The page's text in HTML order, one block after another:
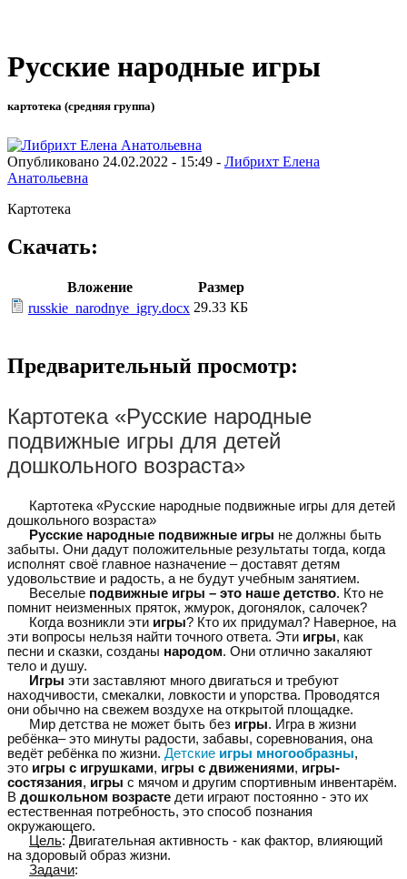
Русские народные игры
картотека (средняя группа)
Опубликовано 24.02.2022 - 15:49 - Либрихт Елена
Анатольевна
Картотека
Скачать:
Вложение
Размер
russkie_narodnye_igry.docx 29.33 КБ
Предварительный просмотр:
Картотека «Русские народные
подвижные игры для детей
дошкольного возраста»
Картотека «Русские народные подвижные игры для детей
дошкольного возраста»
Русские народные подвижные игры не должны быть
забыты. Они дадут положительные результаты тогда, когда
исполнят своё главное назначение – доставят детям
удовольствие и радость, а не будут учебным занятием.
Веселые подвижные игры – это наше детство. Кто не
помнит неизменных пряток, жмурок, догонялок, салочек?
Когда возникли эти игры? Кто их придумал? Наверное, на
эти вопросы нельзя найти точного ответа. Эти игры, как
песни и сказки, созданы народом. Они отлично закаляют
тело и душу.
Игры эти заставляют много двигаться и требуют
находчивости, смекалки, ловкости и упорства. Проводятся
они обычно на свежем воздухе на открытой площадке.
Мир детства не может быть без игры. Игра в жизни
ребёнка– это минуты радости, забавы, соревнования, она
ведёт ребёнка по жизни. Детские игры многообразны,
это игры с игрушками, игры с движениями, игры-
состязания, игры с мячом и другим спортивным инвентарём.
В дошкольном возрасте дети играют постоянно - это их
естественная потребность, это способ познания
окружающего.
Цель: Двигательная активность - как фактор, влияющий
на здоровый образ жизни.
Задачи: